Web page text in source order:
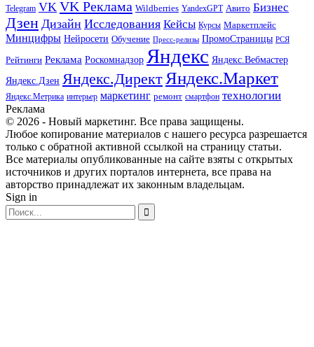
Telegram VK VK Реклама Wildberries YandexGPT Авито Бизнес
Дзен Дизайн Исследования Кейсы Курсы Маркетплейс
Минцифры Нейросети Обучение Пресс-релизы ПромоСтраницы РСЯ
Рейтинги Реклама Роскомнадзор Яндекс Яндекс.Вебмастер
Яндекс.Дзен Яндекс.ДиректЯндекс.Маркет
Яндекс.Метрика интерьер маркетинг ремонт смартфон технологии
Реклама
© 2026 - Новый маркетинг. Все права защищены.
Любое копирование материалов с нашего ресурса разрешается
только с обратной активной ссылкой на страницу статьи.
Все материалы опубликованные на сайте взяты с открытых
источников и других порталов интернета, все права на
авторство принадлежат их законным владельцам.
Sign in